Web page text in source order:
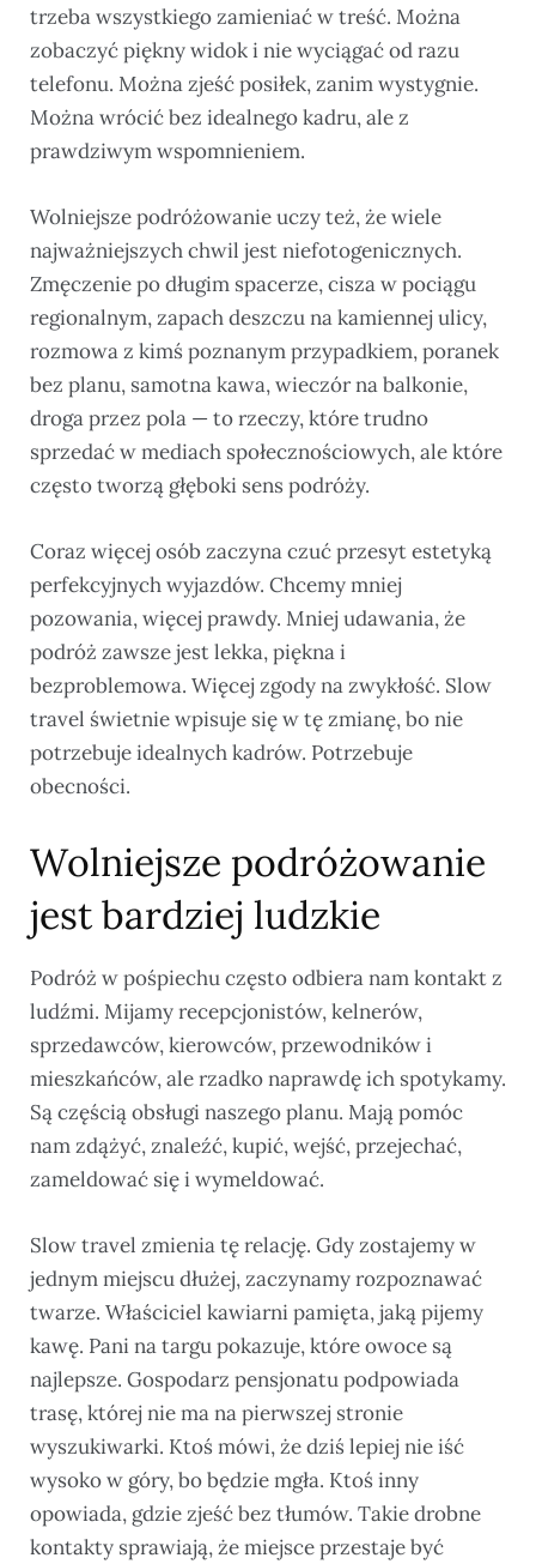
trzeba wszystkiego zamieniać w treść. Można
zobaczyć piękny widok i nie wyciągać od razu
telefonu. Można zjeść posiłek, zanim wystygnie.
Można wrócić bez idealnego kadru, ale z
prawdziwym wspomnieniem.
Wolniejsze podróżowanie uczy też, że wiele
najważniejszych chwil jest niefotogenicznych.
Zmęczenie po długim spacerze, cisza w pociągu
regionalnym, zapach deszczu na kamiennej ulicy,
rozmowa z kimś poznanym przypadkiem, poranek
bez planu, samotna kawa, wieczór na balkonie,
droga przez pola — to rzeczy, które trudno
sprzedać w mediach społecznościowych, ale które
często tworzą głęboki sens podróży.
Coraz więcej osób zaczyna czuć przesyt estetyką
perfekcyjnych wyjazdów. Chcemy mniej
pozowania, więcej prawdy. Mniej udawania, że
podróż zawsze jest lekka, piękna i
bezproblemowa. Więcej zgody na zwykłość. Slow
travel świetnie wpisuje się w tę zmianę, bo nie
potrzebuje idealnych kadrów. Potrzebuje
obecności.
Wolniejsze podróżowanie
jest bardziej ludzkie
Podróż w pośpiechu często odbiera nam kontakt z
ludźmi. Mijamy recepcjonistów, kelnerów,
sprzedawców, kierowców, przewodników i
mieszkańców, ale rzadko naprawdę ich spotykamy.
Są częścią obsługi naszego planu. Mają pomóc
nam zdążyć, znaleźć, kupić, wejść, przejechać,
zameldować się i wymeldować.
Slow travel zmienia tę relację. Gdy zostajemy w
jednym miejscu dłużej, zaczynamy rozpoznawać
twarze. Właściciel kawiarni pamięta, jaką pijemy
kawę. Pani na targu pokazuje, które owoce są
najlepsze. Gospodarz pensjonatu podpowiada
trasę, której nie ma na pierwszej stronie
wyszukiwarki. Ktoś mówi, że dziś lepiej nie iść
wysoko w góry, bo będzie mgła. Ktoś inny
opowiada, gdzie zjeść bez tłumów. Takie drobne
kontakty sprawiają, że miejsce przestaje być